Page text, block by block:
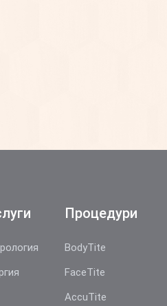
Процедури
BodyTite
FaceTite
AccuTite